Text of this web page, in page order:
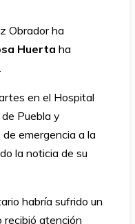
Obrador ha
Huerta ha
en el Hospital
Puebla y
emergencia a la
la noticia de su
habría sufrido un
recibió atención